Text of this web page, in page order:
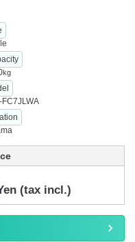
kg
FC7JLWA
(tax incl.)